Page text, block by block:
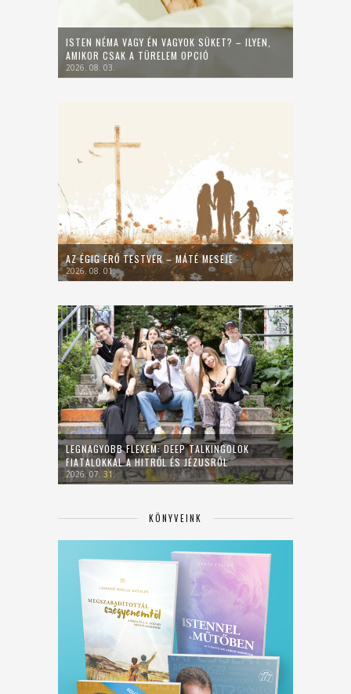
ISTEN NÉMA VAGY ÉN VAGYOK SÜKET? – ILYEN,
AMIKOR CSAK A TÜRELEM OPCIÓ
2026. 08. 03.
AZ ÉGIG ÉRŐ TESTVÉR – MÁTÉ MESÉJE
2026. 08. 01.
LEGNAGYOBB FLEXEM: DEEP TALKINGOLOK
FIATALOKKAL A HITRŐL ÉS JÉZUSRÓL
2026. 07. 31.
KÖNYVEINK